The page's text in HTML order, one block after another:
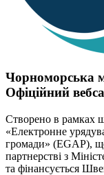
Чорноморська
Офіційний
Створено в рамках
«Електронне
громади» (EGAP),
партнерстві з
та фінансується